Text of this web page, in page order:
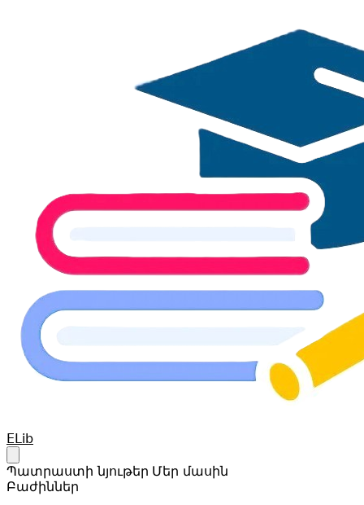
Your Company
ELib
Պատրաստի նյութեր Մեր մասին
Բաժիններ